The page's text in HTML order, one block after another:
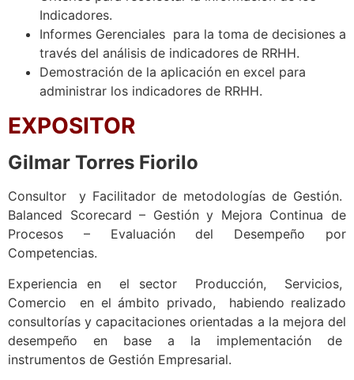
Indicadores.
Informes Gerenciales para la toma de decisiones a
través del análisis de indicadores de RRHH.
Demostración de la aplicación en excel para
administrar los indicadores de RRHH.
EXPOSITOR
Gilmar Torres Fiorilo
Consultor y Facilitador de metodologías de Gestión.
Balanced Scorecard – Gestión y Mejora Continua de
Procesos – Evaluación del Desempeño por
Competencias.
Experiencia en el sector Producción, Servicios,
Comercio en el ámbito privado, habiendo realizado
consultorías y capacitaciones orientadas a la mejora del
desempeño en base a la implementación de
instrumentos de Gestión Empresarial.